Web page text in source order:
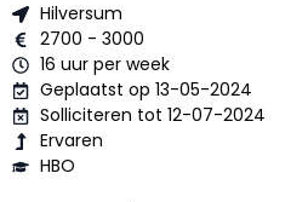
Hilversum
2700 - 3000
16 uur per week
Geplaatst op 13-05-2024
Solliciteren tot 12-07-2024
Ervaren
HBO